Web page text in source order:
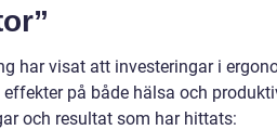
har visat att investeringar i
på både hälsa och
och resultat som har hittats: